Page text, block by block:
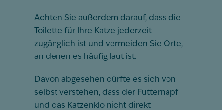
Achten Sie außerdem darauf, dass die
Toilette für Ihre Katze jederzeit
zugänglich ist und vermeiden Sie Orte,
an denen es häufig laut ist.
Davon abgesehen dürfte es sich von
selbst verstehen, dass der Futternapf
und das Katzenklo nicht direkt